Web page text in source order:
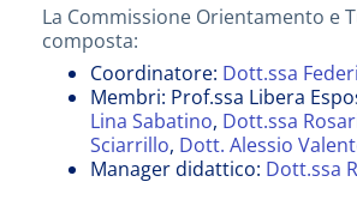
La Commissione Orientamento e
composta:
Coordinatore: Dott.ssa
Membri: Prof.ssa Libera
Lina Sabatino, Dott.ssa
Sciarrillo, Dott. Alessio
Manager didattico: Dott.ssa